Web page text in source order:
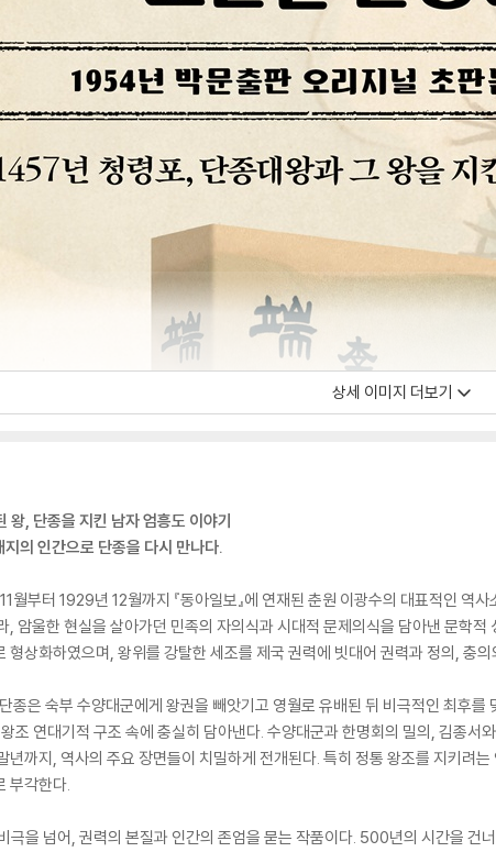
상세 이미지 더보기
, 단종을 지킨 남자 엄흥도 이야기
의 인간으로 단종을 다시 만나다.
월부터 1929년 12월까지 『동아일보』에 연재된 춘원 이광수의 대표적인
, 암울한 현실을 살아가던 민족의 자의식과 시대적 문제의식을 담아낸 문학
형상화하였으며, 왕위를 강탈한 세조를 제국 권력에 빗대어 권력과 정의, 충
종은 숙부 수양대군에게 왕권을 빼앗기고 영월로 유배된 뒤 비극적인 최후
조 연대기적 구조 속에 충실히 담아낸다. 수양대군과 한명회의 밀의, 김종서
년까지, 역사의 주요 장면들이 치밀하게 전개된다. 특히 정통 왕조를 지키려
부각한다.
비극을 넘어, 권력의 본질과 인간의 존엄을 묻는 작품이다. 500년의 시간을